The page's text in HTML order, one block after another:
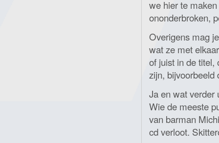
we hier te
ononderbroken,
Overigens mag
wat ze met
of juist in de titel,
zijn, bijvoorbeeld
Ja en wat verder
Wie de meeste
van barman
cd verloot.